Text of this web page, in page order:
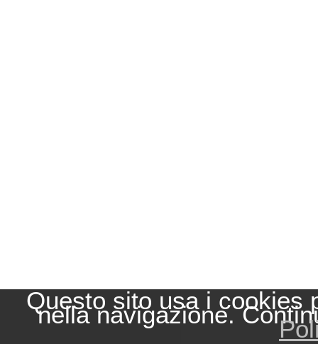
Questo sito usa i cookies
nella navigazione.